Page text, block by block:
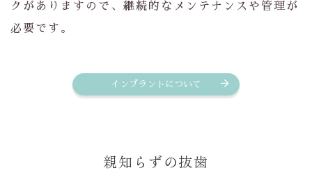
クがありますので、継続的なメンテナンスや管理が
必要です。
インプラントについて
親知らずの抜歯